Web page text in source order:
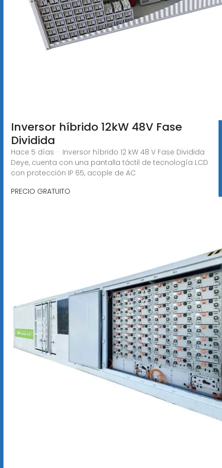
Inversor híbrido 12kW 48V Fase
Dividida
Hace 5 días · Inversor híbrido 12 kW 48 V Fase Dividida
Deye, cuenta con una pantalla táctil de tecnología LCD
con protección IP 65, acople de AC
PRECIO GRATUITO